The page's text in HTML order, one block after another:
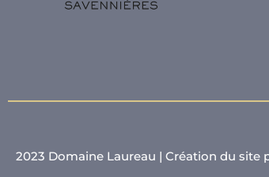
2023 Domaine Laureau | Création du site